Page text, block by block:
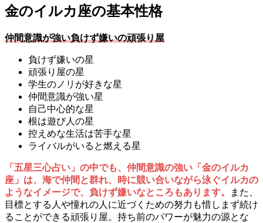
金のイルカ座の基本性格
仲間意識が強い負けず嫌いの頑張り屋
負けず嫌いの星
頑張り屋の星
学生のノリが好きな星
仲間意識が強い星
自己中心的な星
根は遊び人の星
控えめな生活は苦手な星
ライバルがいると燃える星
「五星三心占い」の中でも、仲間意識の強い「金のイルカ
座」は、海で仲間と群れ、時に競い合いながら泳ぐイルカの
ようなイメージで、負けず嫌いなところもあります。
また、
目標とする人や憧れの人に近づくための努力も惜しまず続け
ることができる頑張り屋。持ち前のパワーが魅力の源とな